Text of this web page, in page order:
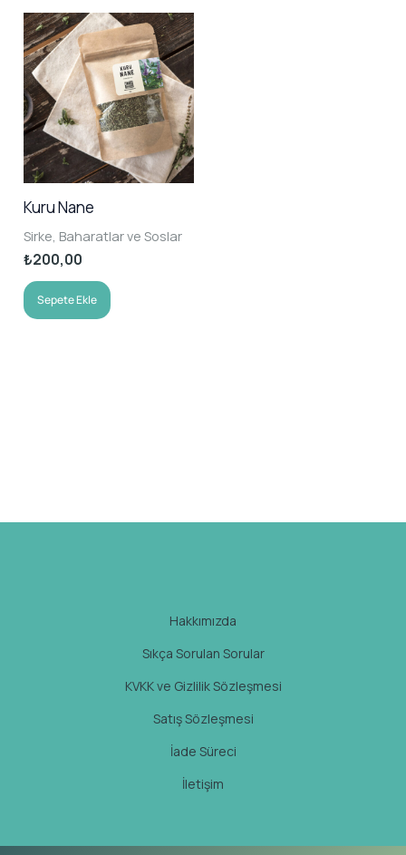
Kuru Nane
Sirke, Baharatlar ve Soslar
₺200,00
Sepete Ekle
Hakkımızda
Sıkça Sorulan Sorular
KVKK ve Gizlilik Sözleşmesi
Satış Sözleşmesi
İade Süreci
İletişim